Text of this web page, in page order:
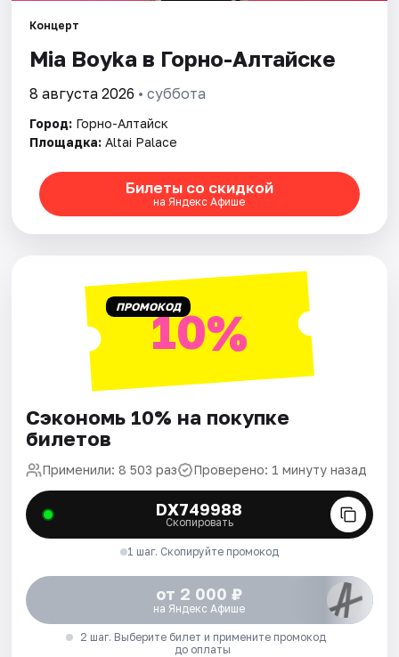
Концерт
Mia Boyka в Горно-Алтайске
8 августа 2026 • суббота
Город: Горно-Алтайск
Площадка: Altai Palace
Билеты со скидкой
на Яндекс Афише
ПРОМОКОД10%
Сэкономь 10% на покупке
билетов
Применили: 8 503 раз Проверено: 1 минуту назад
DX749988
Скопировать
1 шаг. Скопируйте промокод
от 2 000 ₽
на Яндекс Афише
2 шаг. Выберите билет и примените промокод
до оплаты